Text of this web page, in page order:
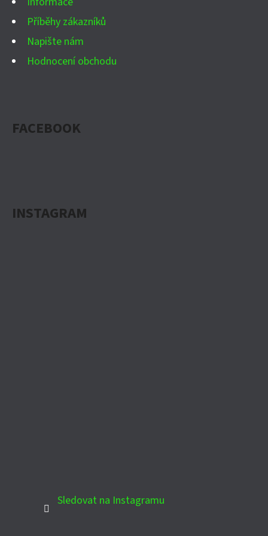
Příběhy zákazníků
Napište nám
Hodnocení obchodu
FACEBOOK
INSTAGRAM
Sledovat na Instagramu